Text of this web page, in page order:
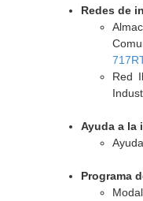
Redes de
Red
Ayuda a la
Programa